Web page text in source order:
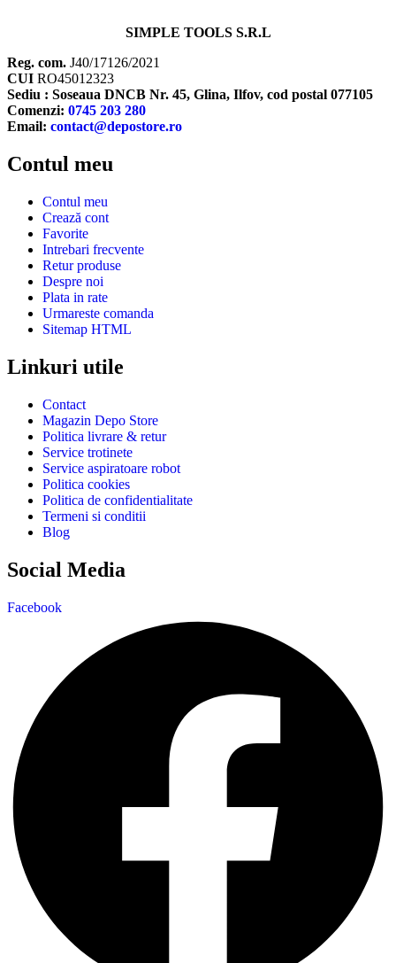
SIMPLE TOOLS S.R.L
Reg. com. J40/17126/2021
CUI RO45012323
Sediu : Soseaua DNCB Nr. 45, Glina, Ilfov, cod postal 077105
Comenzi: 0745 203 280
Email: contact@depostore.ro
Contul meu
Contul meu
Crează cont
Favorite
Intrebari frecvente
Retur produse
Despre noi
Plata in rate
Urmareste comanda
Sitemap HTML
Linkuri utile
Contact
Magazin Depo Store
Politica livrare & retur
Service trotinete
Service aspiratoare robot
Politica cookies
Politica de confidentialitate
Termeni si conditii
Blog
Social Media
Facebook